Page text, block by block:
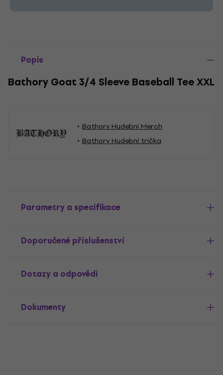
Popis
Bathory Goat 3/4 Sleeve Baseball Tee XXL
Bathory Hudební Merch
Bathory Hudební trička
Parametry a specifikace
Doporučené příslušenství
Dotazy a odpovědi
Dokumenty